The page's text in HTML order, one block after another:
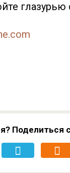
глазурью
Поделиться